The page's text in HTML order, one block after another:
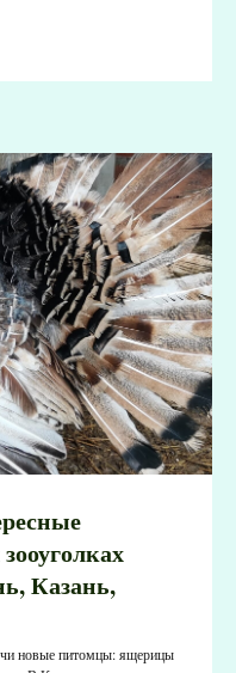
Казань,
новые питомцы: ящерицы